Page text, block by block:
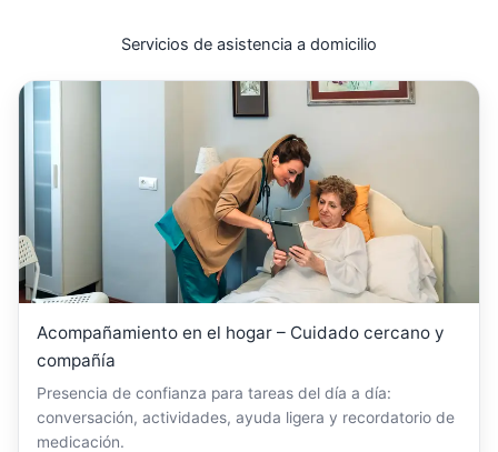
Servicios de asistencia a domicilio
Acompañamiento en el hogar – Cuidado cercano y
compañía
Presencia de confianza para tareas del día a día:
conversación, actividades, ayuda ligera y recordatorio de
medicación.